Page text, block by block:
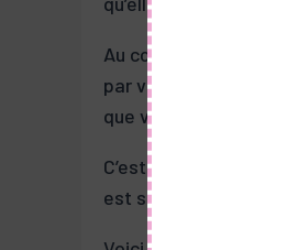
Au cœur de ce
par votre chat, est à
que vous avez
C’est à ce moment
est suffisamment